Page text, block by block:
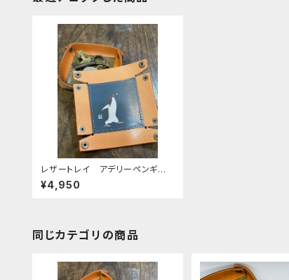
レザートレイ アデリーペンギ
ン ペンギン ネイビー 栃木レ
ザー
¥4,950
同じカテゴリの商品